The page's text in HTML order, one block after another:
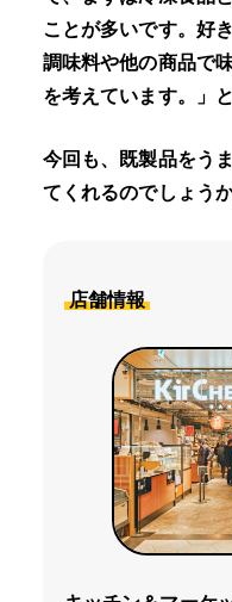
ことが多いです。好
調味料や他の商品で
を考えています。」
今回も、既製品をう
てくれるのでしょうか
店舗情報